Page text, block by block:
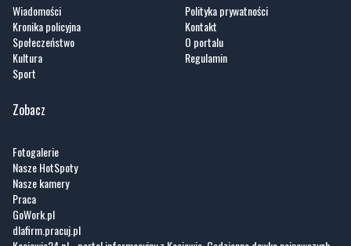
Sport
Zobacz
Nasze HotSpoty
GoWork.pl
dlafirm.pracuj.pl
Kociewie24.pl - portal informacyjny z Kociewia. Codzienna dawka najnowszych
wiadomości z Twojej okolicy. Informacje społeczne, kulturalne, sportowe z
Gniewu, Tczewa, Pelplina, Starogardu Gdańskiego i pobliskich miejscowości.
Sprawdzone, lokalne info dla mieszkańców regionu Kociewia.